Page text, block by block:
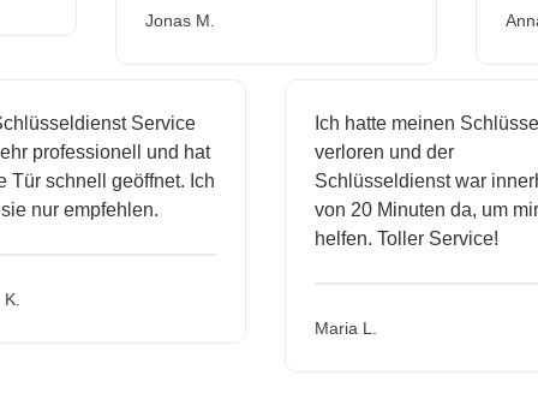
Jonas M.
Service
professionell und hat
schnell geöffnet. Ich
nur empfehlen.
Ich hatte meinen Schlüssel
verloren und der
Schlüsseldienst war
von 20 Minuten da, um mir
helfen. Toller Service!
Maria L.